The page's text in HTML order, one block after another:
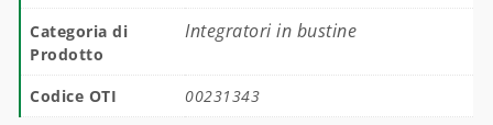
Categoria di
Prodotto
Integratori in bustine
Codice OTI 00231343